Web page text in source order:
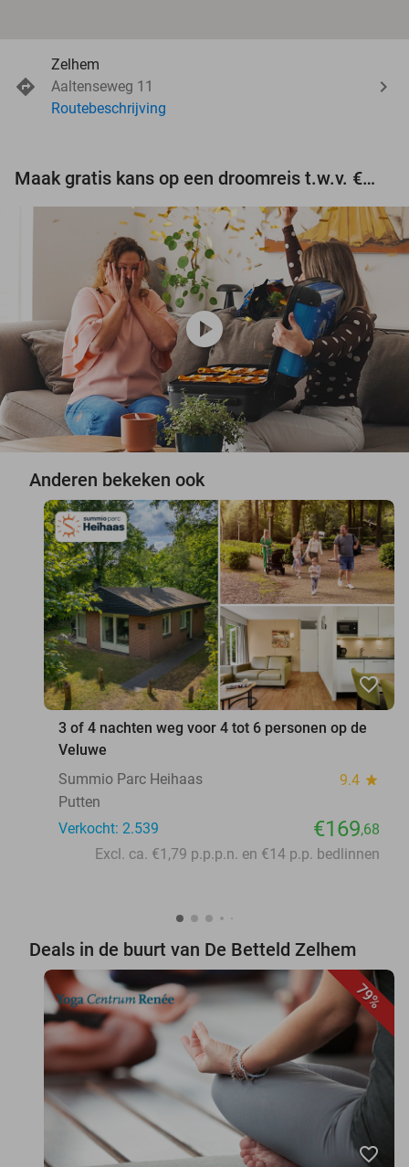
Zelhem
Aaltenseweg 11
Routebeschrijving
Maak gratis kans op een droomreis t.w.v. €3.000!
play_circle
Anderen bekeken ook
favorite_border
3 of 4 nachten weg voor 4 tot 6 personen op de
Veluwe
Summio Parc Heihaas
9.4 star
Putten
Verkocht: 2.539
€169,68
Excl. ca. €1,79 p.p.p.n. en €14 p.p. bedlinnen
Deals in de buurt van De Betteld Zelhem
79%
favorite_border